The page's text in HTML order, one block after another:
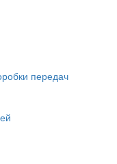
передач